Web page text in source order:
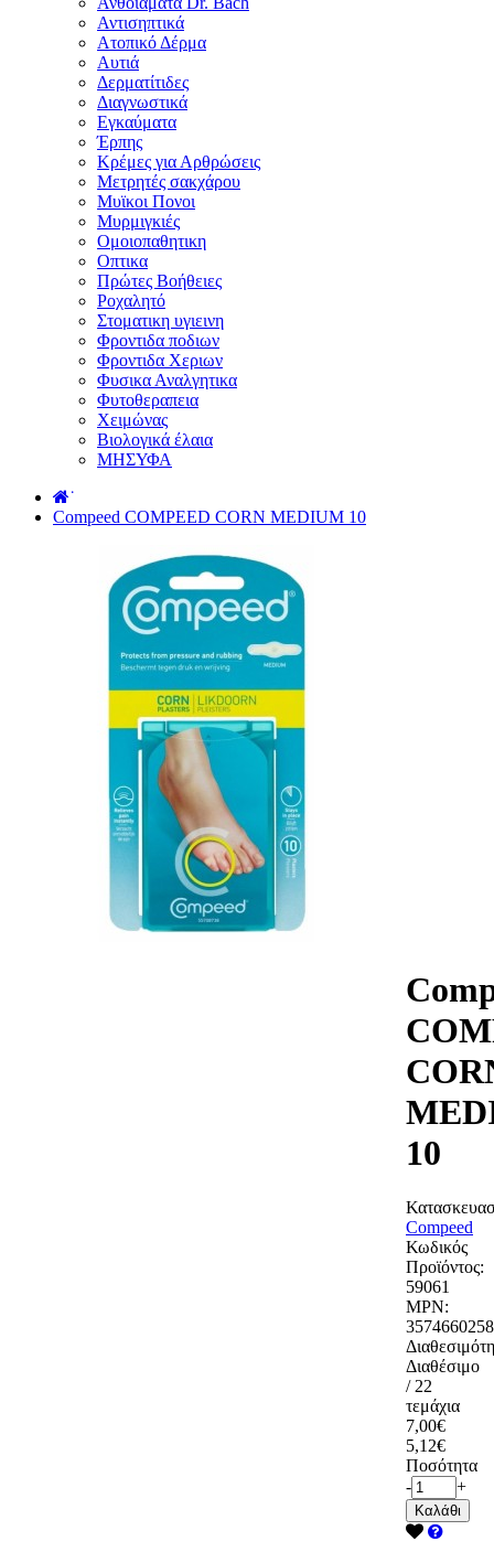
Αντισηπτικά
Ατοπικό Δέρμα
Αυτιά
Δερματίτιδες
Διαγνωστικά
Εγκαύματα
Έρπης
Κρέμες για Αρθρώσεις
Μετρητές σακχάρου
Μυϊκοι Πονοι
Μυρμιγκιές
Ομοιοπαθητικη
Οπτικα
Πρώτες Βοήθειες
Ροχαλητό
Στοματικη υγιεινη
Φροντιδα ποδιων
Φροντιδα Χεριων
Φυσικα Αναλγητικα
Φυτοθεραπεια
Χειμώνας
Βιολογικά έλαια
ΜΗΣΥΦΑ
˙
Compeed COMPEED CORN MEDIUM 10
10
Compeed
Κωδικός
Προϊόντος:
59061
MPN:
Διαθέσιμο
/ 22
τεμάχια
7,00€
5,12€
Ποσότητα
-
+
Καλάθι